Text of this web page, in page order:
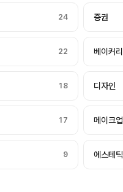
24 증권
22 베이커리
18 디자인
17 메이크업
9 에스테틱